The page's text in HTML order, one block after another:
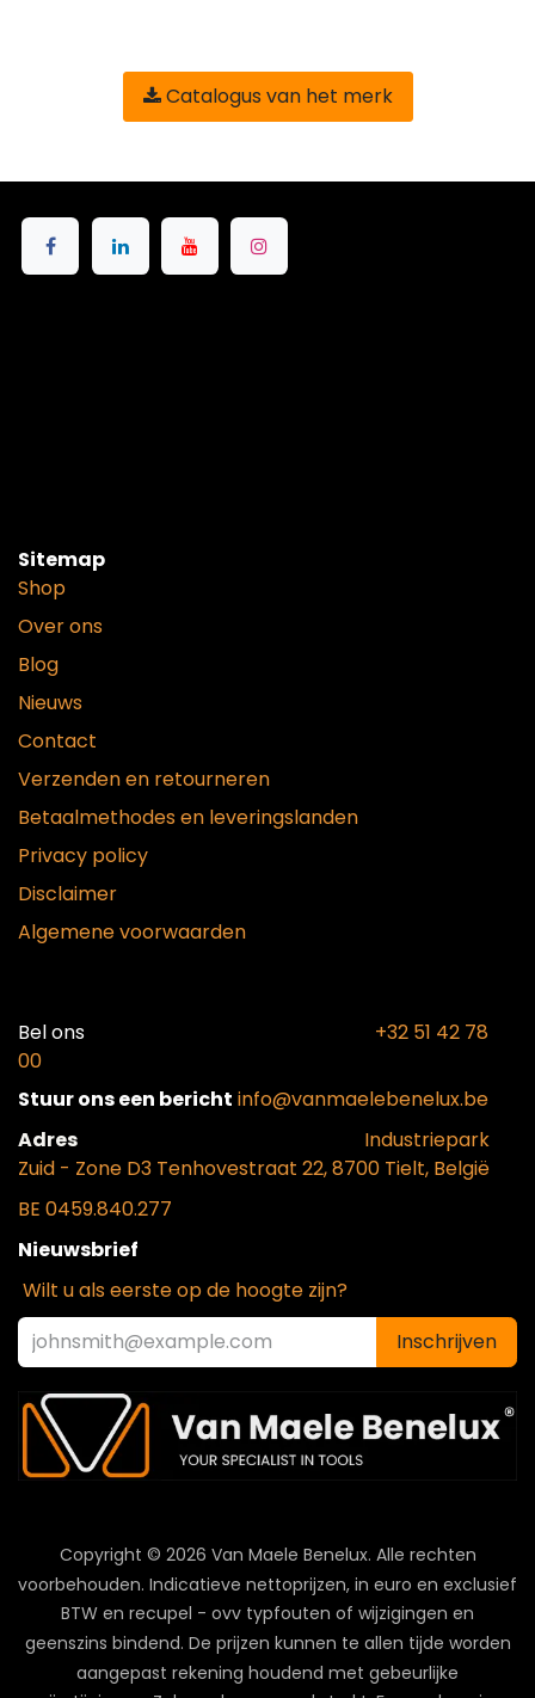
Catalogus van het merk
Sitemap
Shop
Over ons
Blog
Nieuws
Contact
Verzenden en retourneren
Betaalmethodes en leveringslanden
Privacy policy
Disclaimer
Algemene voorwaarden
Bel ons​
+32 51 42 78
00
Stuur ons een bericht info@vanmaelebenelux.be
Adr​es
​Industriepark
Zuid - Zone D3 Tenhovestraat 22, 8700 Tielt, België
BE 0459.840.277
Nieuwsbrief
Wilt u als eerste op de hoogte zijn?
Inschrijven
Copyright © 2026 Van Maele Benelux. Alle rechten
voorbehouden. Indicatieve nettoprijzen, in euro en exclusief
BTW en recupel - ovv typfouten of wijzigingen en
geenszins bindend. De prijzen kunnen te allen tijde worden
aangepast rekening houdend met gebeurlijke